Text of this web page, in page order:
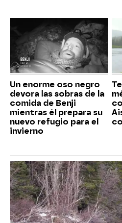
Un enorme oso negro
devora las sobras de la
comida de Benji
mientras él prepara su
nuevo refugio para el
invierno